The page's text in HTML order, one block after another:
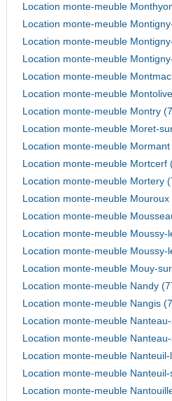
Location monte-meuble
Location monte-meuble
Location monte-meuble
Location monte-meuble
Location monte-meuble
Location monte-meuble
Location monte-meuble Montry
Location monte-meuble Moret-
Location monte-meuble
Location monte-meuble Mortcerf
Location monte-meuble Mortery
Location monte-meuble Mouroux
Location monte-meuble
Location monte-meuble Moussy-
Location monte-meuble Moussy-
Location monte-meuble Mouy-
Location monte-meuble Nandy
Location monte-meuble Nangis
Location monte-meuble
Location monte-meuble
Location monte-meuble
Location monte-meuble
Location monte-meuble